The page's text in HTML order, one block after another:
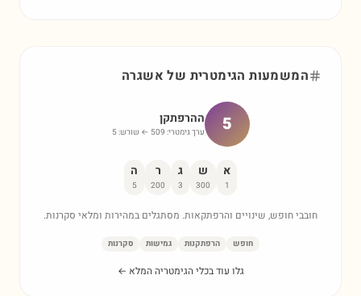
המשמעות הגימטרית של אשגרה
5 ההרפתקן
ערך גימטרי: 509 ← שורש: 5
א
1
ש
300
ג
3
ר
200
ה
5
חובבי חופש, שינויים והרפתקאות. מסתגלים במהירות ומלאי סקרנות.
חופש הרפתקנות גמישות סקרנות
גלו עוד בכלי הגימטריה המלא ←